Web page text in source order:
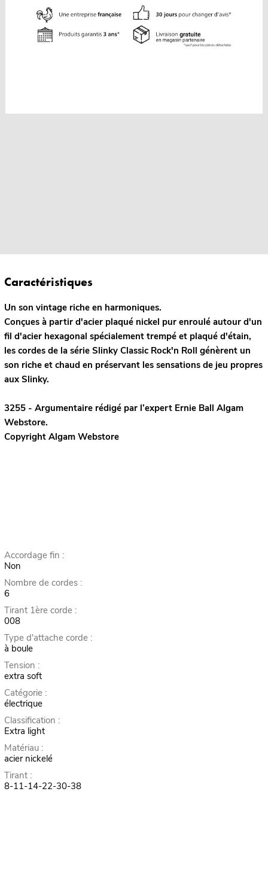
Caractéristiques
Un son vintage riche en harmoniques.
Conçues à partir d'acier plaqué nickel pur enroulé autour d'un
fil d'acier hexagonal spécialement trempé et plaqué d'étain,
les cordes de la série Slinky Classic Rock'n Roll génèrent un
son riche et chaud en préservant les sensations de jeu propres
aux Slinky.
3255 - Argumentaire rédigé par l’expert Ernie Ball Algam
Webstore.
Copyright Algam Webstore
Accordage fin :
Non
Nombre de cordes :
6
Tirant 1ère corde :
008
Type d'attache corde :
à boule
Tension :
extra soft
Catégorie :
électrique
Classification :
Extra light
Matériau :
acier nickelé
Tirant :
8-11-14-22-30-38